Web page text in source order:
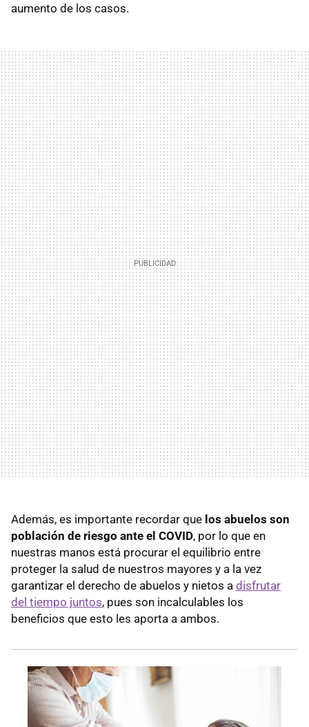
aumento de los casos.
Además, es importante recordar que los abuelos son
población de riesgo ante el COVID, por lo que en
nuestras manos está procurar el equilibrio entre
proteger la salud de nuestros mayores y a la vez
garantizar el derecho de abuelos y nietos a disfrutar
del tiempo juntos, pues son incalculables los
beneficios que esto les aporta a ambos.